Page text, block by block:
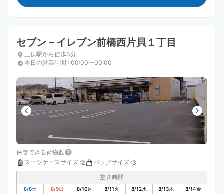
セブン－イレブン前橋西片貝１丁目
三俣駅から徒歩3分
本日の営業時間 : 00:00〜00:00
保管できる荷物数
スーツケースサイズ :2 バッグサイズ :3
空き時間
8/8土 8/9日 8/10月 8/11火 8/12水 8/13木 8/14金